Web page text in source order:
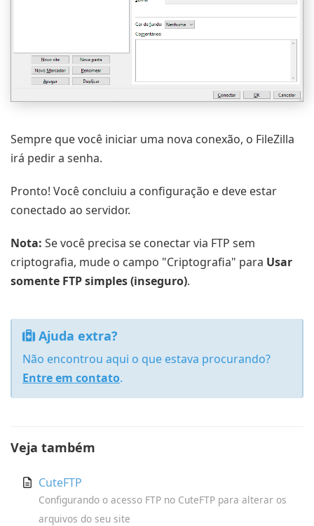
Sempre que você iniciar uma nova conexão, o FileZilla
irá pedir a senha.
Pronto! Você concluiu a configuração e deve estar
conectado ao servidor.
Nota: Se você precisa se conectar via FTP sem
criptografia, mude o campo "Criptografia" para Usar
somente FTP simples (inseguro).
Ajuda extra?
Não encontrou aqui o que estava procurando?
Entre em contato.
Veja também
CuteFTP
Configurando o acesso FTP no CuteFTP para alterar os
arquivos do seu site